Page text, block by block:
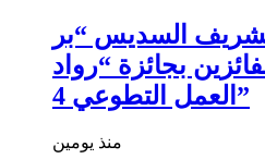
السديس “بر
بجائزة “رواد
العمل التطوعي 4”
منذ يومين